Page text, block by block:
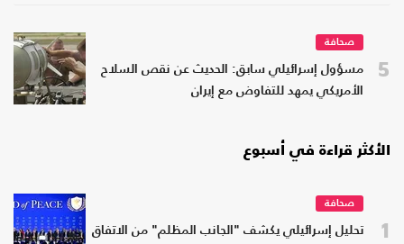
5
صحافة
مسؤول إسرائيلي سابق: الحديث عن نقص السلاح
الأمريكي يمهد للتفاوض مع إيران
الأكثر قراءة في أسبوع
1
صحافة
تحليل إسرائيلي يكشف "الجانب المظلم" من الاتفاق